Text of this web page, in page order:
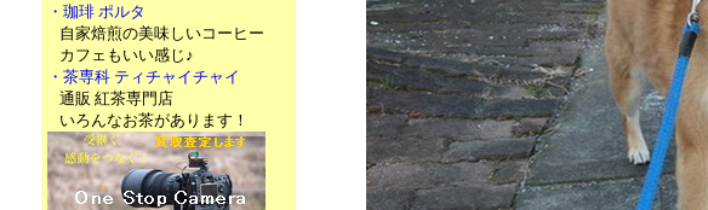
・珈琲 ポルタ
自家焙煎の美味しいコーヒー
カフェもいい感じ♪
・茶専科 ティチャイチャイ
通販 紅茶専門店
いろんなお茶があります！